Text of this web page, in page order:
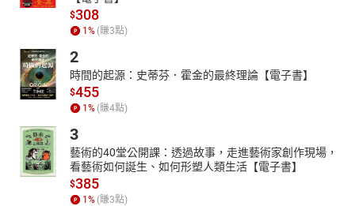
$308
1% (賺3點)
2
時間的起源：史蒂芬．霍金的最終理論【電子書】
$455
1% (賺4點)
3
藝術的40堂公開課：透過故事，走進藝術家創作現場，
看藝術如何誕生、如何形塑人類生活【電子書】
$385
1% (賺3點)